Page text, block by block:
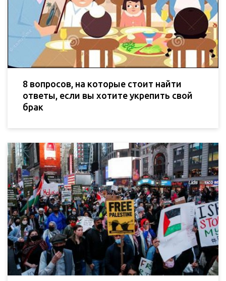
8 вопросов, на которые стоит найти
ответы, если вы хотите укрепить свой
брак